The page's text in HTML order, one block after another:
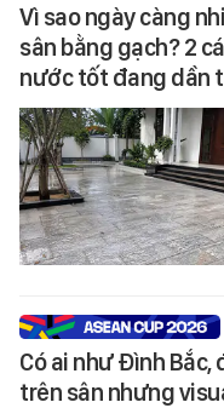
Vì sao ngày càng
sân bằng gạch? 2
nước tốt đang dần
Có ai như Đình
trên sân nhưng